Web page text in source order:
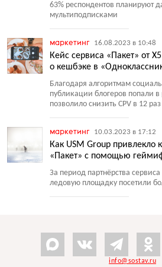
63% респондентов планируют
мультиподписками
маркетинг 16.08.2023 в 10:48
Кейс сервиса «Пакет» от
о кешбэке в
Благодаря алгоритмам
публикации блогеров попали
позволило снизить CPV в 12 раз
маркетинг 10.03.2023 в 17:12
Как USM Group привлекло
«Пакет» с помощью
За период партнёрства
ледовую площадку посетили
info@sostav.ru